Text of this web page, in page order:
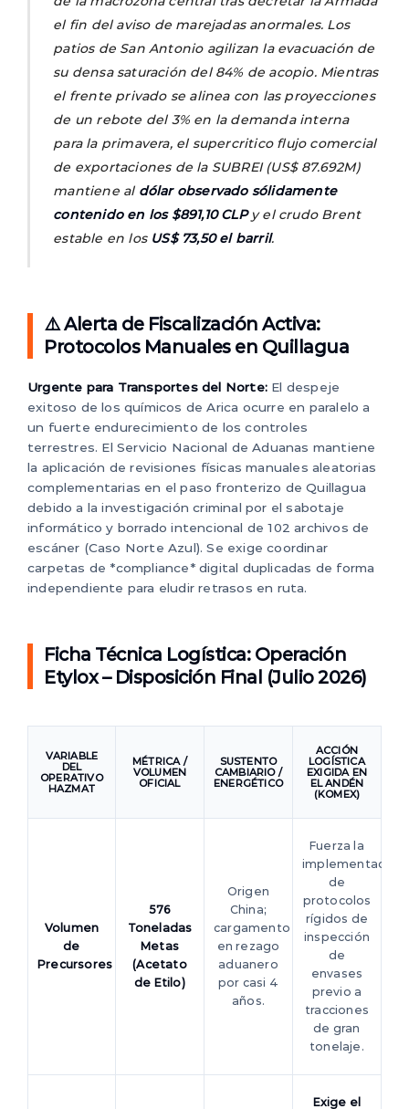
el fin del aviso de marejadas anormales. Los
patios de San Antonio agilizan la evacuación de
su densa saturación del 84% de acopio. Mientras
el frente privado se alinea con las proyecciones
de un rebote del 3% en la demanda interna
para la primavera, el supercritico flujo comercial
de exportaciones de la SUBREI (US$ 87.692M)
mantiene al dólar observado sólidamente
contenido en los $891,10 CLPy el crudo Brent
estable en los US$ 73,50 el barril.
⚠️ Alerta de Fiscalización Activa:
Protocolos Manuales en Quillagua
Urgente para Transportes del Norte: El despeje
exitoso de los químicos de Arica ocurre en paralelo a
un fuerte endurecimiento de los controles
terrestres. El Servicio Nacional de Aduanas mantiene
la aplicación de revisiones físicas manuales aleatorias
complementarias en el paso fronterizo de Quillagua
debido a la investigación criminal por el sabotaje
informático y borrado intencional de 102 archivos de
escáner (Caso Norte Azul). Se exige coordinar
carpetas de *compliance* digital duplicadas de forma
independiente para eludir retrasos en ruta.
Ficha Técnica Logística: Operación
Etylox – Disposición Final (Julio 2026)
VARIABLE
DEL
OPERATIVO
HAZMAT
MÉTRICA /
VOLUMEN
OFICIAL
SUSTENTO
CAMBIARIO /
ENERGÉTICO
ACCIÓN
LOGÍSTICA
EXIGIDA EN
EL ANDÉN
(KOMEX)
Volumen
de
Precursores
576
Toneladas
Metas
(Acetato
de Etilo)
Origen
China;
cargamento
en rezago
aduanero
por casi 4
años.
Fuerza la
implementación
de
protocolos
rígidos de
inspección
de
envases
previo a
tracciones
de gran
tonelaje.
Exige el